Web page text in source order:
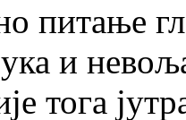
питање
и
тога